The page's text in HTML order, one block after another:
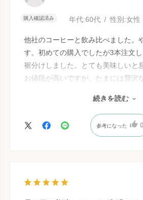
購入確認済み 年代:60代 性別:女性
他社のコーヒーと飲み比べました。
す。初めての購入でしたが3本注文
裾分けしました。とても美味しいと
お値段が高いですが、たまには贅沢
続きを読む
参考になった 0